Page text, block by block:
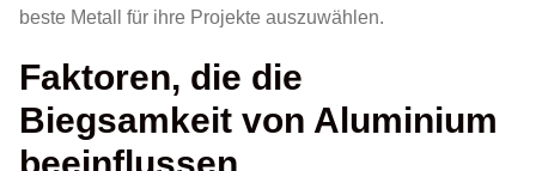
beste Metall für ihre Projekte auszuwählen.
Faktoren, die die
Biegsamkeit von Aluminium
beeinflussen